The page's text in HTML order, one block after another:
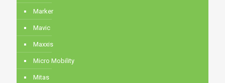
Marker
Mavic
Maxxis
Micro Mobility
Mitas